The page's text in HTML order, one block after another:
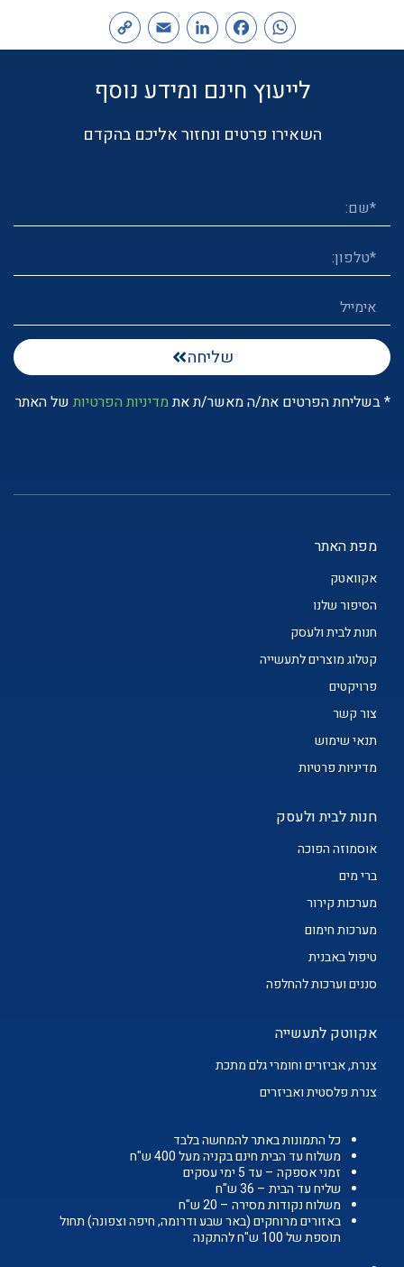
WhatsApp
Facebook
LinkedIn
Email
Link
לייעוץ חינם ומידע נוסף
השאירו פרטים ונחזור אליכם בהקדם
שליחה
* בשליחת הפרטים את/ה מאשר/ת אתמדיניות הפרטיות של האתר
מפת האתר
אקוואטק
הסיפור שלנו
חנות לבית ולעסק
קטלוג מוצרים לתעשייה
פרויקטים
צור קשר
תנאי שימוש
מדיניות פרטיות
חנות לבית ולעסק
אוסמוזה הפוכה
ברי מים
מערכות קירור
מערכות חימום
טיפול באבנית
סננים וערכות להחלפה
אקווטק לתעשייה
צנרת, אביזרים וחומרי גלם מתכת
צנרת פלסטית ואביזרים
כל התמונות באתר להמחשה בלבד
משלוח עד הבית חינם בקניה מעל 400 ש"ח
זמני אספקה – עד 5 ימי עסקים
שליח עד הבית – 36 ש"ח
משלוח נקודות מסירה – 20 ש"ח
באזורים מרוחקים (באר שבע ודרומה, חיפה וצפונה) תחול
תוספת של 100 ש"ח להתקנה